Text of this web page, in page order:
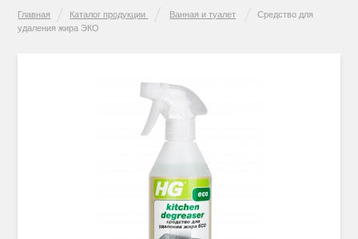
Главная Каталог продукции Ванная и туалет
Средство для
удаления жира ЭКО